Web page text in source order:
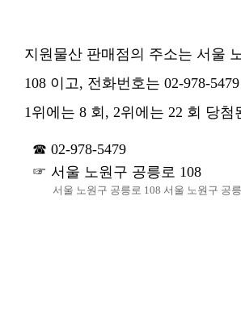
지원물산 판매점의 주소는 서울
108 이고, 전화번호는 02-978-
1위에는 8 회, 2위에는 22 회 당첨
02-978-5479
서울 노원구 공릉로 108
서울 노원구 공릉로 108 서울 노원구 공